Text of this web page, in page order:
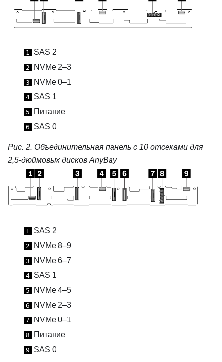
1 SAS 2
2 NVMe 2–3
3 NVMe 0–1
4 SAS 1
5 Питание
6 SAS 0
Рис. 2. Объединительная панель с 10 отсеками для
2,5-дюймовых дисков AnyBay
1 SAS 2
2 NVMe 8–9
3 NVMe 6–7
4 SAS 1
5 NVMe 4–5
6 NVMe 2–3
7 NVMe 0–1
8 Питание
9 SAS 0